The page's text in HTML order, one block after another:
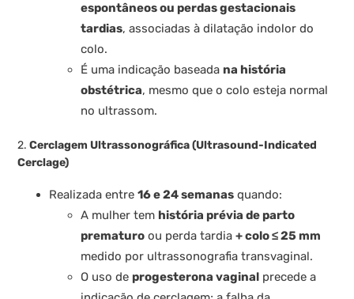
espontâneos ou perdas gestacionais
tardias, associadas à dilatação indolor do
colo.
É uma indicação baseadana história
obstétrica, mesmo que o colo esteja normal
no ultrassom.
2.Cerclagem Ultrassonográfica (Ultrasound-Indicated
Cerclage)
Realizada entre16 e 24 semanas quando:
A mulher tem história prévia de parto
prematuro ou perda tardia+ colo ≤ 25 mm
medido por ultrassonografia transvaginal.
O uso de progesterona vaginal precede a